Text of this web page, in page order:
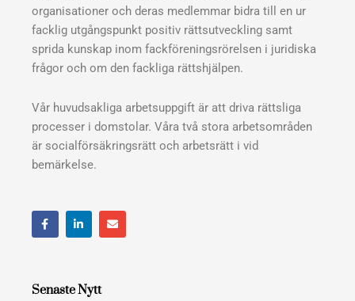
organisationer och deras medlemmar bidra till en ur
facklig utgångspunkt positiv rättsutveckling samt
sprida kunskap inom fackföreningsrörelsen i juridiska
frågor och om den fackliga rättshjälpen.
Vår huvudsakliga arbetsuppgift är att driva rättsliga
processer i domstolar. Våra två stora arbetsområden
är socialförsäkringsrätt och arbetsrätt i vid
bemärkelse.
F
a
c
k
L
i
n
i
n
E
n
v
Senaste Nytt